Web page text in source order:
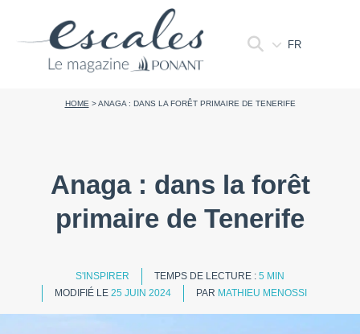
FR
HOME >ANAGA : DANS LA FORÊT PRIMAIRE DE TENERIFE
Anaga : dans la forêt
primaire de Tenerife
S'INSPIRER TEMPS DE LECTURE : 5 MIN
MODIFIÉ LE 25 JUIN 2024 PAR MATHIEU MENOSSI